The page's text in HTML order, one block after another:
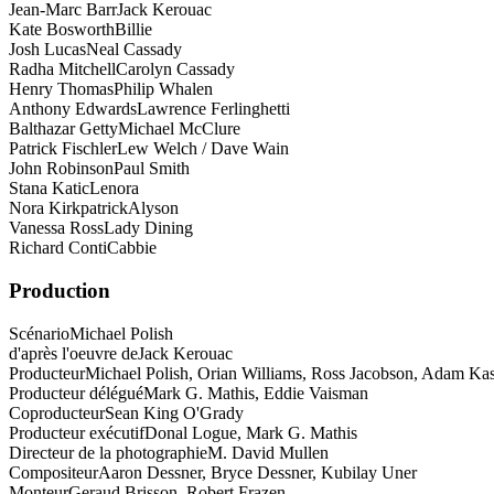
Jean-Marc BarrJack Kerouac
Kate BosworthBillie
Josh LucasNeal Cassady
Radha MitchellCarolyn Cassady
Henry ThomasPhilip Whalen
Anthony EdwardsLawrence Ferlinghetti
Balthazar GettyMichael McClure
Patrick FischlerLew Welch / Dave Wain
John RobinsonPaul Smith
Stana KaticLenora
Nora KirkpatrickAlyson
Vanessa RossLady Dining
Richard ContiCabbie
Production
ScénarioMichael Polish
d'après l'oeuvre deJack Kerouac
ProducteurMichael Polish, Orian Williams, Ross Jacobson, Adam
Producteur déléguéMark G. Mathis, Eddie Vaisman
CoproducteurSean King O'Grady
Producteur exécutifDonal Logue, Mark G. Mathis
Directeur de la photographieM. David Mullen
CompositeurAaron Dessner, Bryce Dessner, Kubilay Uner